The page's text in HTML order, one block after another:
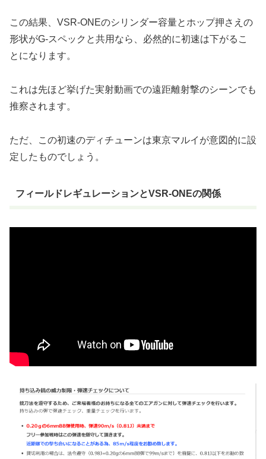
この結果、VSR-ONEのシリンダー容量とホップ押さえの
形状がG-スペックと共用なら、必然的に初速は下がるこ
とになります。
これは先ほど挙げた実射動画での遠距離射撃のシーンでも
推察されます。
ただ、この初速のディチューンは東京マルイが意図的に設
定したものでしょう。
フィールドレギュレーションとVSR-ONEの関係